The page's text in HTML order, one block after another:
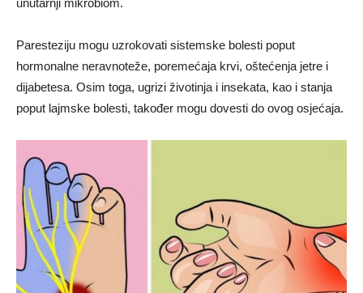
Paresteziju mogu uzrokovati sistemske bolesti poput
hormonalne neravnoteže, poremećaja krvi, oštećenja jetre i
dijabetesa. Osim toga, ugrizi životinja i insekata, kao i stanja
poput lajmske bolesti, također mogu dovesti do ovog osjećaja.